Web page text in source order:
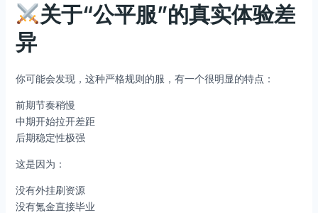
关于“公平服”的真实体验差
异
你可能会发现，这种严格规则的服，有一个很明显的特点：
前期节奏稍慢
中期开始拉开差距
后期稳定性极强
这是因为：
没有外挂刷资源
没有氪金直接毕业